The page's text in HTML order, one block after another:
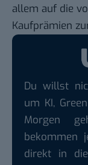
allem auf die
Kaufprämien
Du willst
um KI,
Morgen
bekommen
direkt in